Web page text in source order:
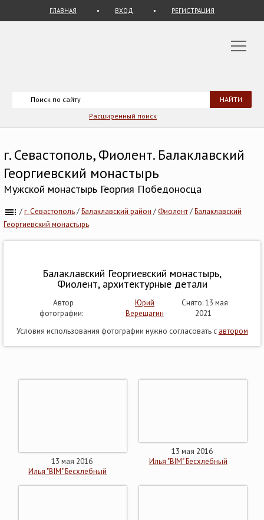
ГЛАВНАЯ ВХОД РЕГИСТРАЦИЯ
Расширенный поиск
г. Севастополь, Фиолент. Балаклавский
Георгиевский монастырь
Мужской монастырь Георгия Победоносца
/г. Севастополь/Балаклавский район /Фиолент/Балаклавский
Георгиевский монастырь
Балаклавский Георгиевский монастырь,
Фиолент, архитектурные детали
Автор
фотографии:
Юрий
Верещагин
Снято: 13 мая
2021
Условия использования фотографии нужно согласовать с автором
13 мая 2016
Илья "BIM" Бесхлебный
13 мая 2016
Илья "BIM" Бесхлебный